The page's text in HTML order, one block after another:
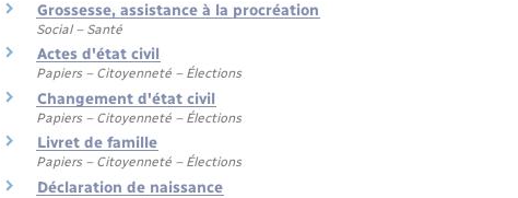
Grossesse, assistance à la procréation
Social – Santé
Actes d'état civil
Papiers – Citoyenneté – Élections
Changement d'état civil
Papiers – Citoyenneté – Élections
Livret de famille
Papiers – Citoyenneté – Élections
Déclaration de naissance